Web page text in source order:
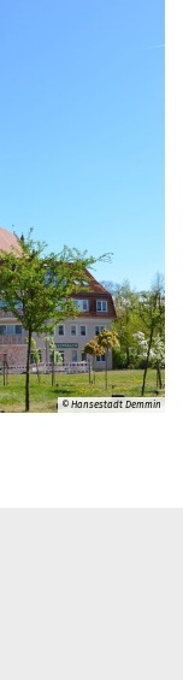
© Hansestadt Demmin